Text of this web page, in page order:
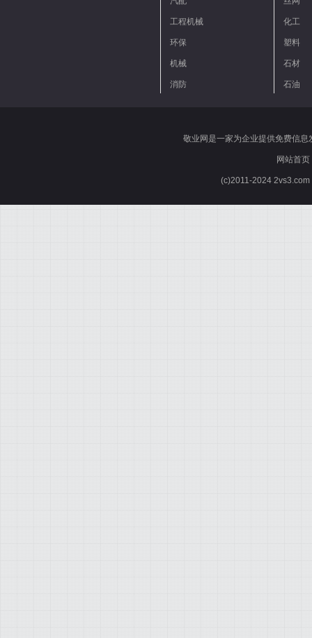
工程机械
环保
机械
消防
化工
塑料
石材
石油
敬业网是一家为企业提供免费信
网站首页
(c)2011-2024